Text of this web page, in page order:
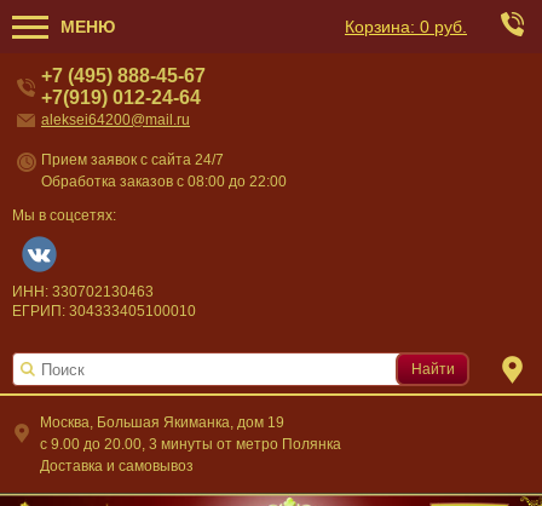
МЕНЮ Корзина: 0 руб.
Москва, Большая Якиманка, дом 19
c 9.00 до 20.00, 3 минуты от метро Полянка
Доставка и самовывоз
+7 (495) 888-45-67
+7(919) 012-24-64
aleksei64200@mail.ru
Прием заявок с сайта 24/7
Обработка заказов с 08:00 до 22:00
Мы в соцсетях:
ИНН: 330702130463
ЕГРИП: 304333405100010
Найти